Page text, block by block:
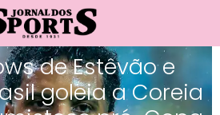
de Estêvão e
goleia a Coreia